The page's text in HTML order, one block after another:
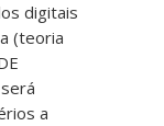
digitais
(teoria
a